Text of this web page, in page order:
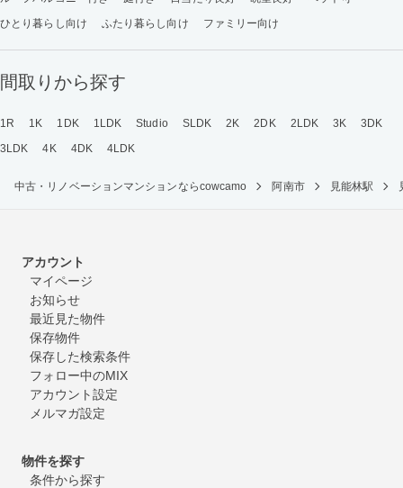
ひとり暮らし向け
ふたり暮らし向け ファミリー向け
間取りから探す
1R 1K 1DK 1LDK Studio SLDK 2K 2DK 2LDK 3K
3DK
3LDK
4K 4DK 4LDK
中古・リノベーションマンションならcowcamo 阿南市 見能林駅
アカウント
マイページ
お知らせ
最近見た物件
保存物件
保存した検索条件
フォロー中のMIX
アカウント設定
メルマガ設定
物件を探す
条件から探す